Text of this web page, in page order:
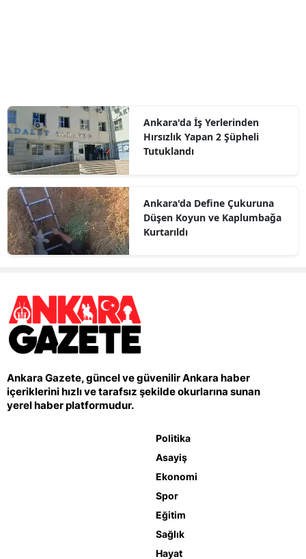
Ankara'da İş Yerlerinden
Hırsızlık Yapan 2 Şüpheli
Tutuklandı
Ankara'da Define Çukuruna
Düşen Koyun ve Kaplumbağa
Kurtarıldı
Ankara Gazete, güncel ve güvenilir Ankara haber
içeriklerini hızlı ve tarafsız şekilde okurlarına sunan
yerel haber platformudur.
Politika
Asayiş
Ekonomi
Spor
Eğitim
Sağlık
Hayat